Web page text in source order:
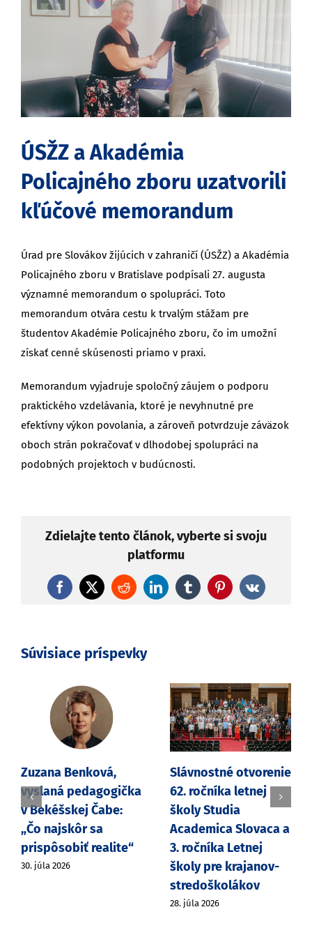
obrázok
ÚSŽZ a Akadémia
Policajného zboru uzatvorili
kľúčové memorandum
Úrad pre Slovákov žijúcich v zahraničí (ÚSŽZ) a Akadémia
Policajného zboru v Bratislave podpísali 27. augusta
významné memorandum o spolupráci. Toto
memorandum otvára cestu k trvalým stážam pre
študentov Akadémie Policajného zboru, čo im umožní
získať cenné skúsenosti priamo v praxi.
Memorandum vyjadruje spoločný záujem o podporu
praktického vzdelávania, ktoré je nevyhnutné pre
efektívny výkon povolania, a zároveň potvrdzuje záväzok
oboch strán pokračovať v dlhodobej spolupráci na
podobných projektoch v budúcnosti.
Zdielajte tento článok, vyberte si svoju
platformu
Facebook
X RedditLinkedInTumblrPinterest
Vk
Súvisiace príspevky
Zuzana Benková,
vyslaná pedagogička
v Bekéšskej Čabe:
„Čo najskôr sa
prispôsobiť realite“
30. júla 2026
Slávnostné otvorenie
62. ročníka letnej
školy Studia
Academica Slovaca a
3. ročníka Letnej
školy pre krajanov-
stredoškolákov
28. júla 2026